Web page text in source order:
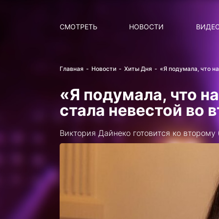
СМОТРЕТЬ НОВОСТИ
Главная Новости Хиты Дня «Я подумала, что
«Я подумала, что
стала невестой во
Виктория Дайнеко готовится ко второму